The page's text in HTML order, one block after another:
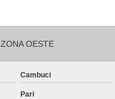
ZONA OESTE
Cambuci
Pari